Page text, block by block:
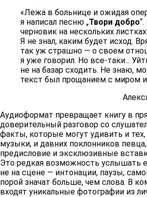
«Лежа в больнице и ожидая
я написал песню „Твори добро
черновик на нескольких
Я не знал, каким будет исход.
так уж страшно — о своем
я уже говорил. Но все-таки...
не на базар сходить. Не знаю,
текст был прощанием с миром
Аудиоформат превращает книгу в
доверительный разговор со
факты, которые могут удивить и тех,
музыки, и давних поклонников
предисловие и эксклюзивные
Это редкая возможность услышать
не на сцене — интонации, паузы,
порой значат больше, чем слова. В
входят уникальные фотографии из